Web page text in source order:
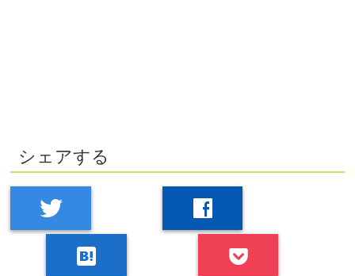
シェアする
twitter
facebook
hatenabookmark